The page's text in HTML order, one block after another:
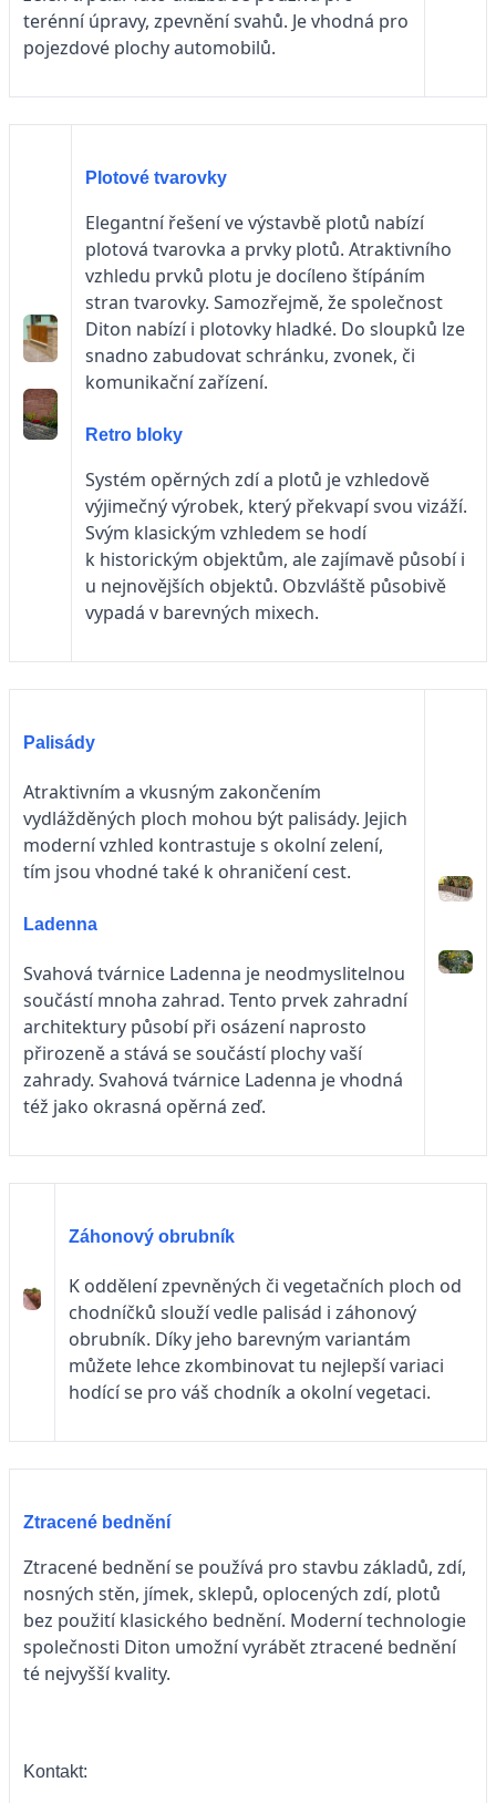
terénní úpravy, zpevnění svahů. Je vhodná pro
pojezdové plochy automobilů.
Plotové tvarovky
Elegantní řešení ve výstavbě plotů nabízí
plotová tvarovka a prvky plotů. Atraktivního
vzhledu prvků plotu je docíleno štípáním
stran tvarovky. Samozřejmě, že společnost
Diton nabízí i plotovky hladké. Do sloupků lze
snadno zabudovat schránku, zvonek, či
komunikační zařízení.
Retro bloky
Systém opěrných zdí a plotů je vzhledově
výjimečný výrobek, který překvapí svou vizáží.
Svým klasickým vzhledem se hodí
k historickým objektům, ale zajímavě působí i
u nejnovějších objektů. Obzvláště působivě
vypadá v barevných mixech.
Palisády
Atraktivním a vkusným zakončením
vydlážděných ploch mohou být palisády. Jejich
moderní vzhled kontrastuje s okolní zelení,
tím jsou vhodné také k ohraničení cest.
Ladenna
Svahová tvárnice Ladenna je neodmyslitelnou
součástí mnoha zahrad. Tento prvek zahradní
architektury působí při osázení naprosto
přirozeně a stává se součástí plochy vaší
zahrady. Svahová tvárnice Ladenna je vhodná
též jako okrasná opěrná zeď.
Záhonový obrubník
K oddělení zpevněných či vegetačních ploch od
chodníčků slouží vedle palisád i záhonový
obrubník. Díky jeho barevným variantám
můžete lehce zkombinovat tu nejlepší variaci
hodící se pro váš chodník a okolní vegetaci.
Ztracené bednění
Ztracené bednění se používá pro stavbu základů, zdí,
nosných stěn, jímek, sklepů, oplocených zdí, plotů
bez použití klasického bednění. Moderní technologie
společnosti Diton umožní vyrábět ztracené bednění
té nejvyšší kvality.
Kontakt: